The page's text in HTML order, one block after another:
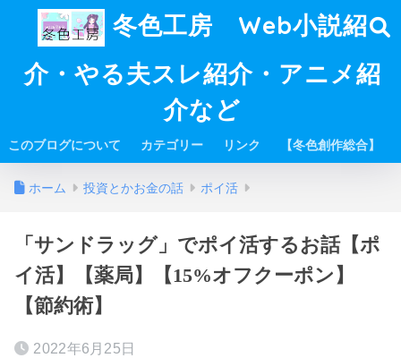
冬色工房 Web小説紹
介・やる夫スレ紹介・アニメ紹
介など
このブログについて カテゴリー リンク 【冬色創作総合】
ホーム 投資とかお金の話 ポイ活
「サンドラッグ」でポイ活するお話【ポ
イ活】【薬局】【15%オフクーポン】
【節約術】
2022年6月25日